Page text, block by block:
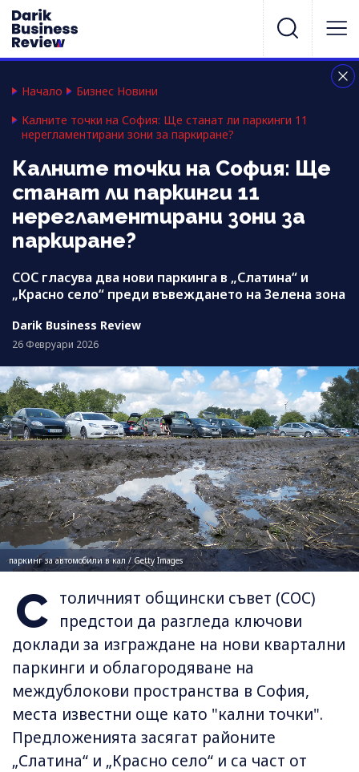
Начало
Бизнес Новини
Калните точки на София: Ще станат ли паркинги 11
нерегламентирани зони за паркиране?
Калните точки на София: Ще
станат ли паркинги 11
нерегламентирани зони за
паркиране?
СОС гласува два нови паркинга в „Слатина“ и
„Красно село“ преди въвеждането на Зелена зона
Darik Business Review
26 Февруари 2026
паркинг за автомобили в кал / Getty Images
С толичният общински съвет (СОС)
предстои да разгледа ключови
доклади за изграждане на нови квартални
паркинги и облагородяване на
междублокови пространства в София,
места известни още като "кални точки".
Предложенията засягат районите
„Слатина“ и „Красно село“ и са част от